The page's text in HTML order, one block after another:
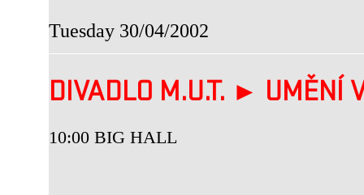
Tuesday 30/04/2002
DIVADLO M.U.T. ►
10:00 BIG HALL